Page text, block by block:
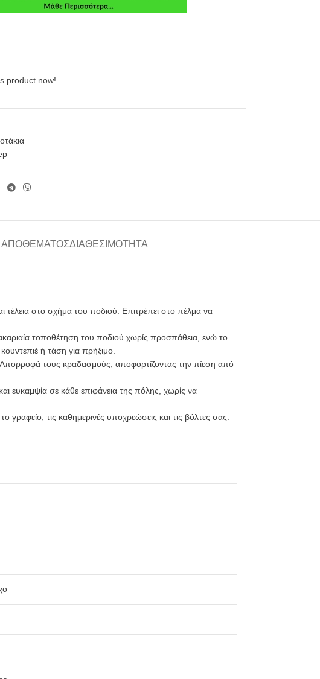
product now!
ΑΠΟΘΈΜΑΤΟΣΔΙΑΘΕΣΙΜΌΤΗΤΑ
τέλεια στο σχήμα του ποδιού. Επιτρέπει στο πέλμα να
τοποθέτηση του ποδιού χωρίς προσπάθεια, ενώ το
ή τάση για πρήξιμο.
Απορροφά τους κραδασμούς, αποφορτίζοντας την πίεση από
ευκαμψία σε κάθε επιφάνεια της πόλης, χωρίς να
γραφείο, τις καθημερινές υποχρεώσεις και τις βόλτες σας.